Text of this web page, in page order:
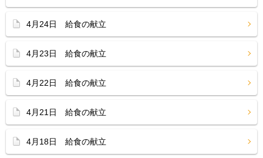
4月24日 給食の献立
4月23日 給食の献立
4月22日 給食の献立
4月21日 給食の献立
4月18日 給食の献立